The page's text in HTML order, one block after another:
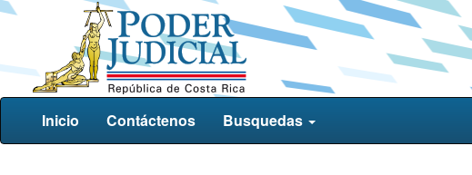
Inicio Contáctenos Busquedas